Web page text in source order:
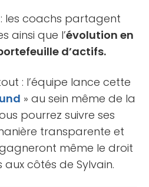
les coachs partagent
ainsi que l’évolution en
d’actifs.
: l’équipe lance cette
» au sein même de la
pourrez suivre ses
transparente et
même le droit
côtés de Sylvain.